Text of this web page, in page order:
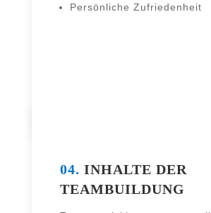
Persönliche Zufriedenheit
04. INHALTE DER
TEAMBUILDUNG